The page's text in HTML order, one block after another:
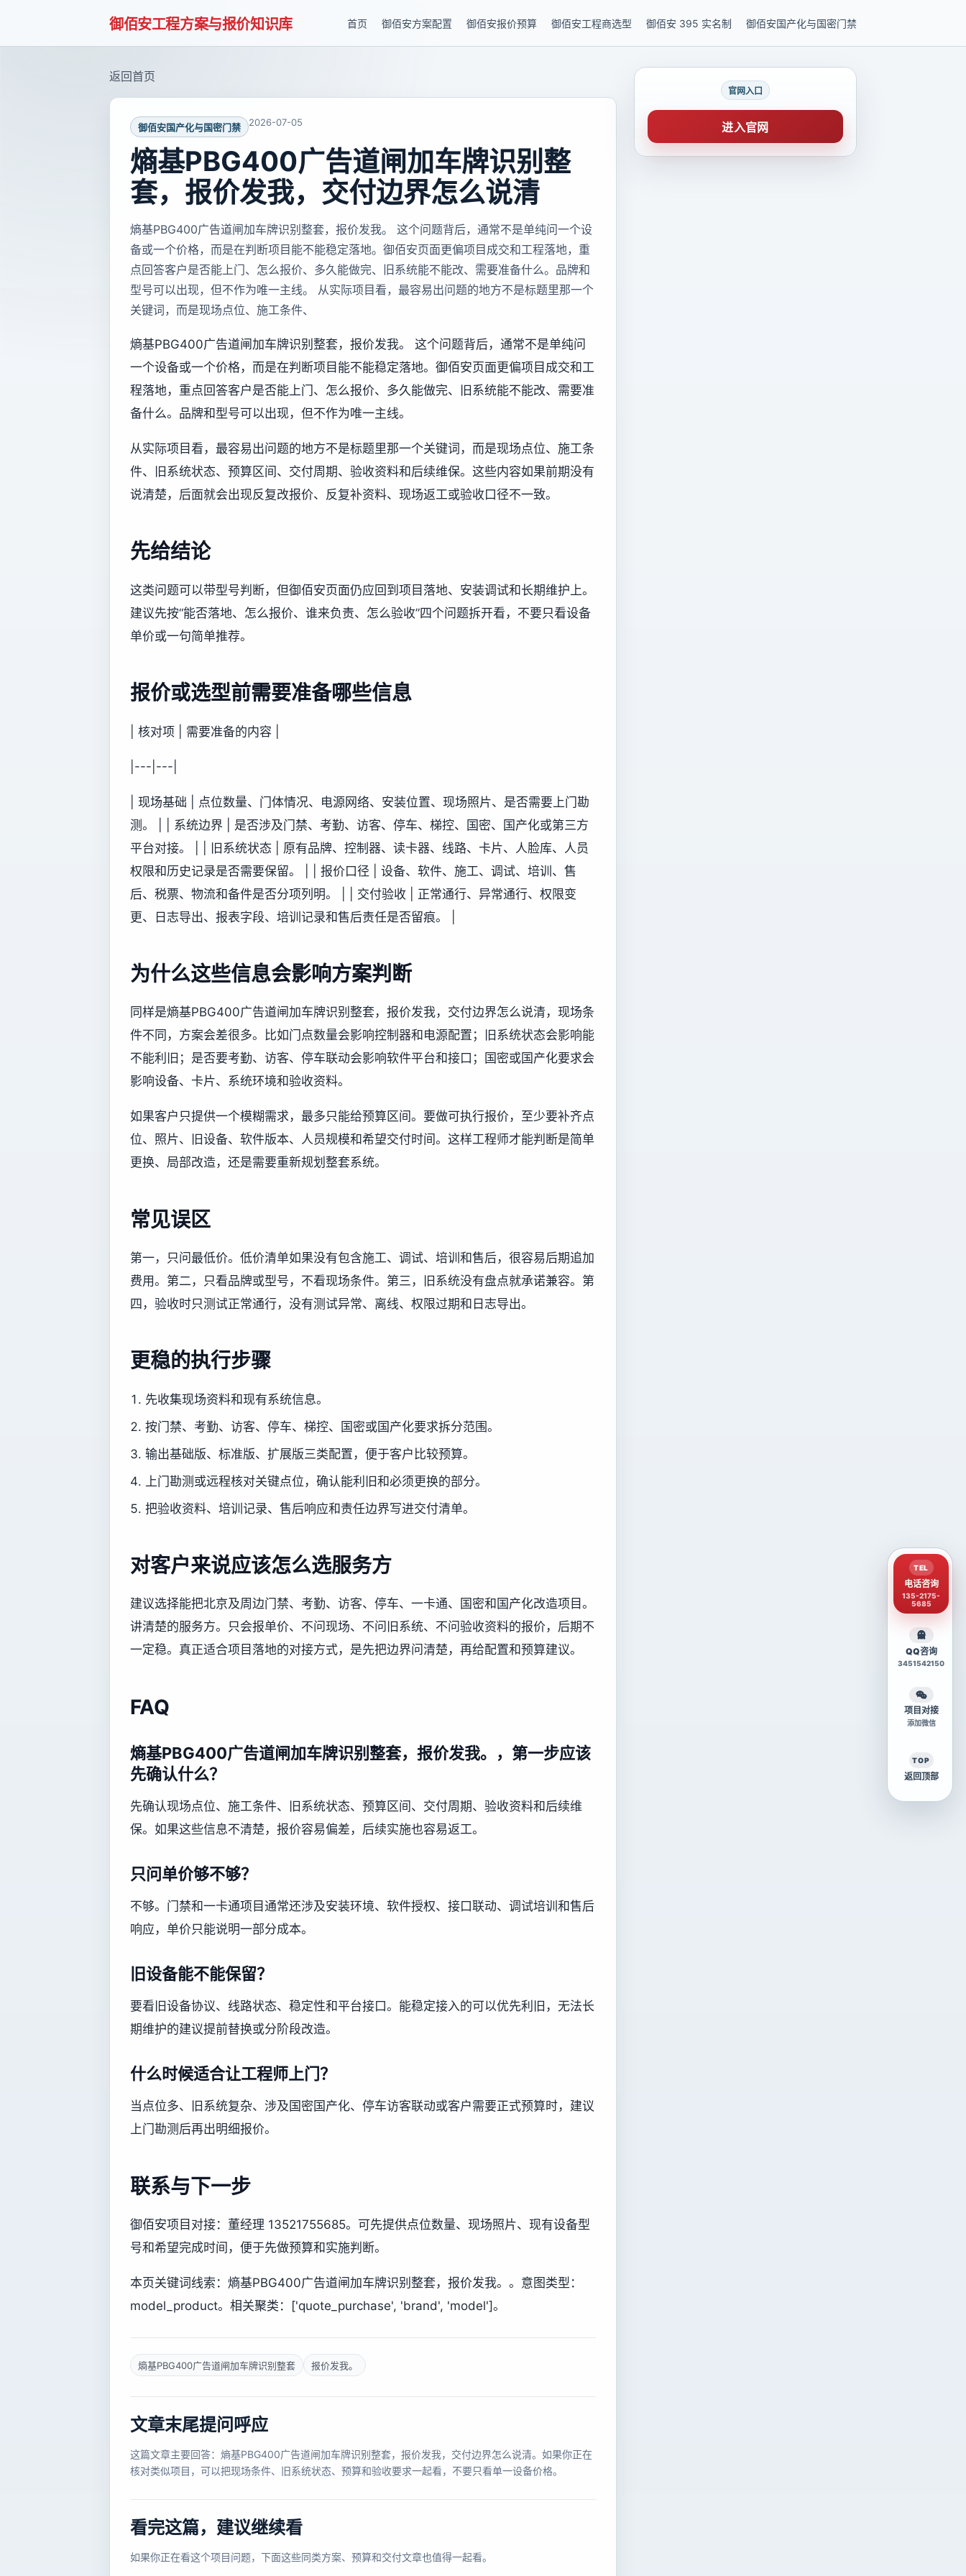
御佰安工程方案与报价知识库 首页 御佰安方案配置 御佰安报价预算 御佰安工程商选型 御佰安 395 实名制 御佰安国产化与国密门禁
返回首页
御佰安国产化与国密门禁 2026-07-05
熵基PBG400广告道闸加车牌识别整
套，报价发我，交付边界怎么说清
熵基PBG400广告道闸加车牌识别整套，报价发我。 这个问题背后，通常不是单纯问一个设
备或一个价格，而是在判断项目能不能稳定落地。御佰安页面更偏项目成交和工程落地，重
点回答客户是否能上门、怎么报价、多久能做完、旧系统能不能改、需要准备什么。品牌和
型号可以出现，但不作为唯一主线。 从实际项目看，最容易出问题的地方不是标题里那一个
关键词，而是现场点位、施工条件、
熵基PBG400广告道闸加车牌识别整套，报价发我。 这个问题背后，通常不是单纯问
一个设备或一个价格，而是在判断项目能不能稳定落地。御佰安页面更偏项目成交和工
程落地，重点回答客户是否能上门、怎么报价、多久能做完、旧系统能不能改、需要准
备什么。品牌和型号可以出现，但不作为唯一主线。
从实际项目看，最容易出问题的地方不是标题里那一个关键词，而是现场点位、施工条
件、旧系统状态、预算区间、交付周期、验收资料和后续维保。这些内容如果前期没有
说清楚，后面就会出现反复改报价、反复补资料、现场返工或验收口径不一致。
先给结论
这类问题可以带型号判断，但御佰安页面仍应回到项目落地、安装调试和长期维护上。
建议先按“能否落地、怎么报价、谁来负责、怎么验收”四个问题拆开看，不要只看设备
单价或一句简单推荐。
报价或选型前需要准备哪些信息
| 核对项 | 需要准备的内容 |
|---|---|
| 现场基础 | 点位数量、门体情况、电源网络、安装位置、现场照片、是否需要上门勘
测。 | | 系统边界 | 是否涉及门禁、考勤、访客、停车、梯控、国密、国产化或第三方
平台对接。 | | 旧系统状态 | 原有品牌、控制器、读卡器、线路、卡片、人脸库、人员
权限和历史记录是否需要保留。 | | 报价口径 | 设备、软件、施工、调试、培训、售
后、税票、物流和备件是否分项列明。 | | 交付验收 | 正常通行、异常通行、权限变
更、日志导出、报表字段、培训记录和售后责任是否留痕。 |
为什么这些信息会影响方案判断
同样是熵基PBG400广告道闸加车牌识别整套，报价发我，交付边界怎么说清，现场条
件不同，方案会差很多。比如门点数量会影响控制器和电源配置；旧系统状态会影响能
不能利旧；是否要考勤、访客、停车联动会影响软件平台和接口；国密或国产化要求会
影响设备、卡片、系统环境和验收资料。
如果客户只提供一个模糊需求，最多只能给预算区间。要做可执行报价，至少要补齐点
位、照片、旧设备、软件版本、人员规模和希望交付时间。这样工程师才能判断是简单
更换、局部改造，还是需要重新规划整套系统。
常见误区
第一，只问最低价。低价清单如果没有包含施工、调试、培训和售后，很容易后期追加
费用。第二，只看品牌或型号，不看现场条件。第三，旧系统没有盘点就承诺兼容。第
四，验收时只测试正常通行，没有测试异常、离线、权限过期和日志导出。
更稳的执行步骤
先收集现场资料和现有系统信息。
按门禁、考勤、访客、停车、梯控、国密或国产化要求拆分范围。
输出基础版、标准版、扩展版三类配置，便于客户比较预算。
上门勘测或远程核对关键点位，确认能利旧和必须更换的部分。
把验收资料、培训记录、售后响应和责任边界写进交付清单。
对客户来说应该怎么选服务方
建议选择能把北京及周边门禁、考勤、访客、停车、一卡通、国密和国产化改造项目。
讲清楚的服务方。只会报单价、不问现场、不问旧系统、不问验收资料的报价，后期不
一定稳。真正适合项目落地的对接方式，是先把边界问清楚，再给配置和预算建议。
FAQ
熵基PBG400广告道闸加车牌识别整套，报价发我。，第一步应该
先确认什么？
先确认现场点位、施工条件、旧系统状态、预算区间、交付周期、验收资料和后续维
保。如果这些信息不清楚，报价容易偏差，后续实施也容易返工。
只问单价够不够？
不够。门禁和一卡通项目通常还涉及安装环境、软件授权、接口联动、调试培训和售后
响应，单价只能说明一部分成本。
旧设备能不能保留？
要看旧设备协议、线路状态、稳定性和平台接口。能稳定接入的可以优先利旧，无法长
期维护的建议提前替换或分阶段改造。
什么时候适合让工程师上门？
当点位多、旧系统复杂、涉及国密国产化、停车访客联动或客户需要正式预算时，建议
上门勘测后再出明细报价。
联系与下一步
御佰安项目对接：董经理 13521755685。可先提供点位数量、现场照片、现有设备型
号和希望完成时间，便于先做预算和实施判断。
本页关键词线索：熵基PBG400广告道闸加车牌识别整套，报价发我。。意图类型：
model_product。相关聚类：['quote_purchase', 'brand', 'model']。
熵基PBG400广告道闸加车牌识别整套 报价发我。
文章末尾提问呼应
这篇文章主要回答：熵基PBG400广告道闸加车牌识别整套，报价发我，交付边界怎么说清。如果你正在
核对类似项目，可以把现场条件、旧系统状态、预算和验收要求一起看，不要只看单一设备价格。
看完这篇，建议继续看
如果你正在看这个项目问题，下面这些同类方案、预算和交付文章也值得一起看。
官网入口
进入官网
TEL
电话咨询
135-2175-
5685
QQ咨询
3451542150
项目对接
添加微信
TOP
返回顶部